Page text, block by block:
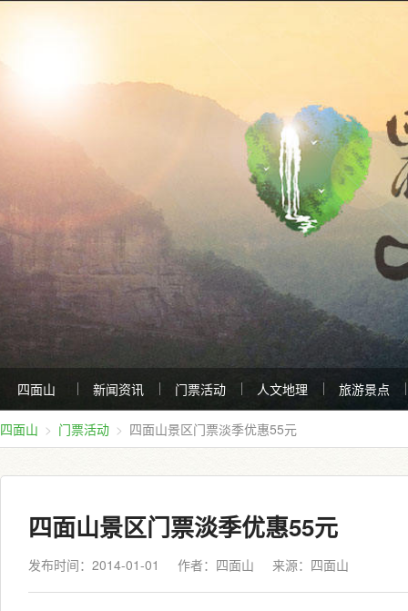
四面山 新闻资讯 门票活动 人文地理 旅游景点
四面山 门票活动 四面山景区门票淡季优惠55元
四面山景区门票淡季优惠55元
发布时间：2014-01-01 作者：四面山 来源： 四面山